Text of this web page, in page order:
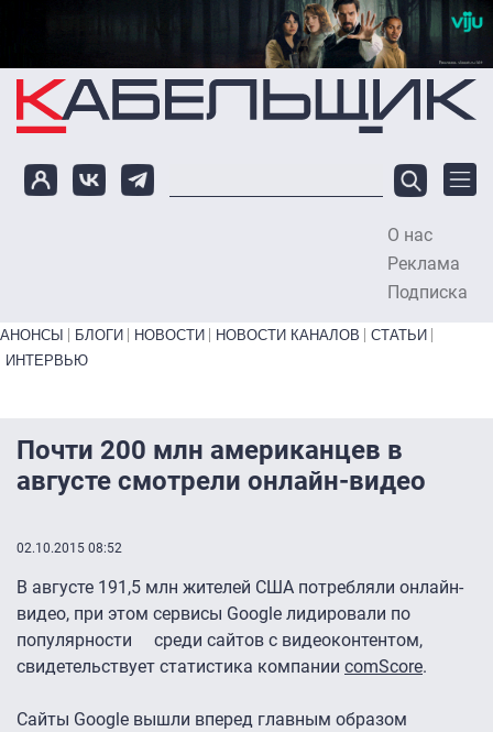
Перейти к основному содержанию
О нас
Реклама
Подписка
Primary links bottom
АНОНСЫ БЛОГИ НОВОСТИ НОВОСТИ КАНАЛОВ
СТАТЬИ
ИНТЕРВЬЮ
Почти 200 млн американцев в
августе смотрели онлайн-видео
02.10.2015 08:52
В августе 191,5 млн жителей США потребляли онлайн-
видео, при этом сервисы Google лидировали по
популярности среди сайтов с видеоконтентом,
свидетельствует статистика компании comScore.
Сайты Google вышли вперед главным образом